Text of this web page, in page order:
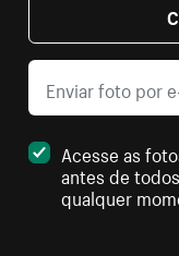
Acesse as
antes de
qualquer